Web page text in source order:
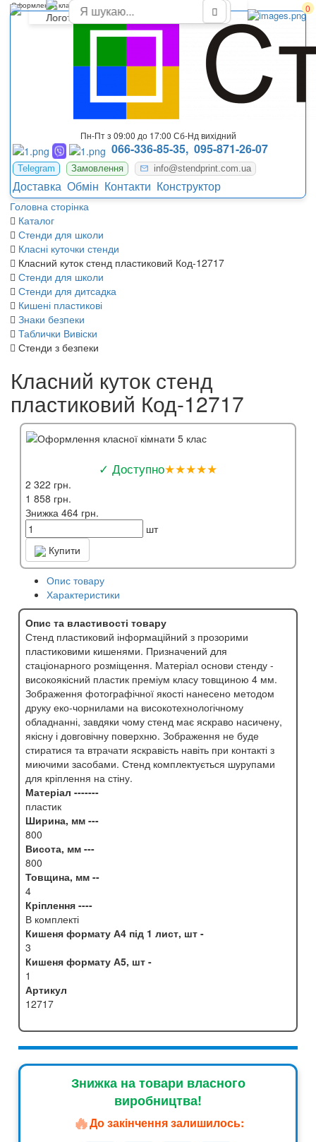
0
Пн-Пт з 09:00 до 17:00 Сб-Нд вихідний
066-336-85-35, 095-871-26-07
Telegram Замовлення info@stendprint.com.ua
Доставка Обмін Контакти Конструктор
Головна сторінка
Каталог
Стенди для школи
Класні куточки стенди
Класний куток стенд пластиковий Код-12717
Стенди для школи
Стенди для дитсадка
Кишені пластикові
Знаки безпеки
Таблички Вивіски
Стенди з безпеки
Оформлення класної кімнати 5 клас
Класний куток стенд
пластиковий Код-12717
✓ Доступно★★★★★
2 322 грн.
1 858 грн.
Знижка 464 грн.
шт
Купити
Опис товару
Характеристики
Опис та властивості товару
Стенд пластиковий інформаційний з прозорими
пластиковими кишенями. Призначений для
стаціонарного розміщення. Матеріал основи стенду -
високоякісний пластик преміум класу товщиною 4 мм.
Зображення фотографічної якості нанесено методом
друку еко-чорнилами на високотехнологічному
обладнанні, завдяки чому стенд має яскраво насичену,
якісну і довговічну поверхню. Зображення не буде
стиратися та втрачати яскравість навіть при контакті з
миючими засобами. Стенд комплектується шурупами
для кріплення на стіну.
Матеріал -------
пластик
Ширина, мм ---
800
Висота, мм ---
800
Товщина, мм --
4
Кріплення ----
В комплекті
Кишеня формату А4 під 1 лист, шт -
3
Кишеня формату А5, шт -
1
Артикул
12717
Знижка на товари власного
виробництва!
🔥До закінчення залишилось: